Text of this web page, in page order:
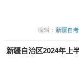
编辑： 新疆自
新疆自治区2024年上